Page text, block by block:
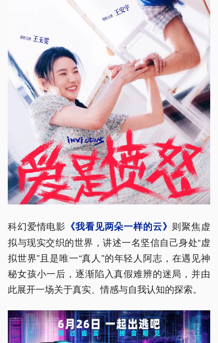
科幻爱情电影 《我看见两朵一样的云》 则聚焦虚
拟与现实交织的世界，讲述一名坚信自己身处“虚
拟世界”且是唯一“真人”的年轻人阿志，在遇见神
秘女孩小一后，逐渐陷入真假难辨的迷局，并由
此展开一场关于真实、情感与自我认知的探索。